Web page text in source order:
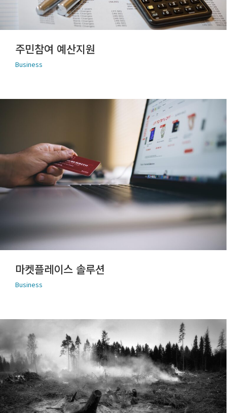
주민참여 예산지원
Business
마켓플레이스 솔루션
Business